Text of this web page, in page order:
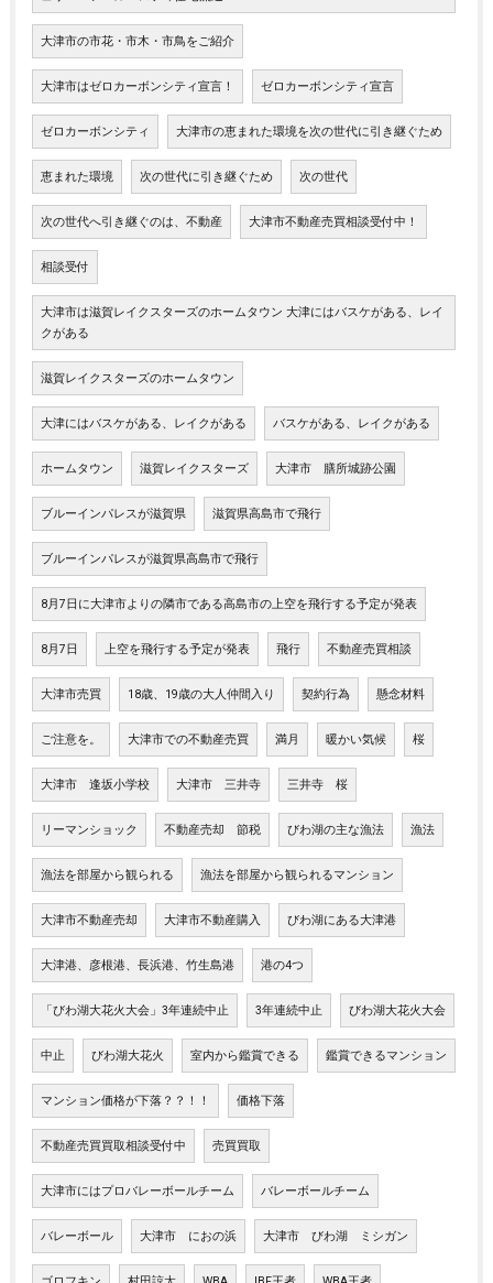
大津市の市花・市木・市鳥をご紹介
大津市はゼロカーボンシティ宣言！ ゼロカーボンシティ宣言
ゼロカーボンシティ 大津市の恵まれた環境を次の世代に引き継ぐため
恵まれた環境 次の世代に引き継ぐため 次の世代
次の世代へ引き継ぐのは、不動産 大津市不動産売買相談受付中！
相談受付
大津市は滋賀レイクスターズのホームタウン 大津にはバスケがある、レイ
クがある
滋賀レイクスターズのホームタウン
大津にはバスケがある、レイクがある バスケがある、レイクがある
ホームタウン 滋賀レイクスターズ 大津市 膳所城跡公園
ブルーインパレスが滋賀県 滋賀県高島市で飛行
ブルーインパレスが滋賀県高島市で飛行
8月7日に大津市よりの隣市である高島市の上空を飛行する予定が発表
8月7日 上空を飛行する予定が発表 飛行 不動産売買相談
大津市売買 18歳、19歳の大人仲間入り 契約行為 懸念材料
ご注意を。 大津市での不動産売買 満月 暖かい気候 桜
大津市 逢坂小学校 大津市 三井寺 三井寺 桜
リーマンショック 不動産売却 節税 びわ湖の主な漁法 漁法
漁法を部屋から観られる 漁法を部屋から観られるマンション
大津市不動産売却 大津市不動産購入 びわ湖にある大津港
大津港、彦根港、長浜港、竹生島港 港の4つ
「びわ湖大花火大会」3年連続中止 3年連続中止 びわ湖大花火大会
中止 びわ湖大花火 室内から鑑賞できる 鑑賞できるマンション
マンション価格が下落？？！！ 価格下落
不動産売買買取相談受付中 売買買取
大津市にはプロバレーボールチーム バレーボールチーム
バレーボール 大津市 におの浜 大津市 びわ湖 ミシガン